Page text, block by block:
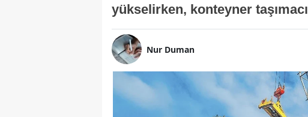
yükselirken, konteyner
Nur Duman